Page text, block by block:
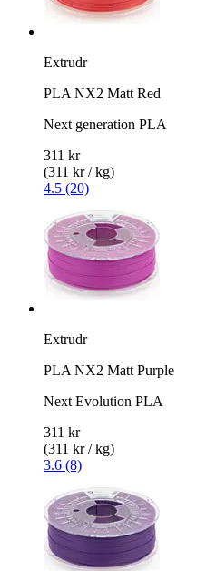
Extrudr
PLA NX2 Matt Red
Next generation PLA
311 kr
(311 kr / kg)
4.5 (20)
Extrudr
PLA NX2 Matt Purple
Next Evolution PLA
311 kr
(311 kr / kg)
3.6 (8)